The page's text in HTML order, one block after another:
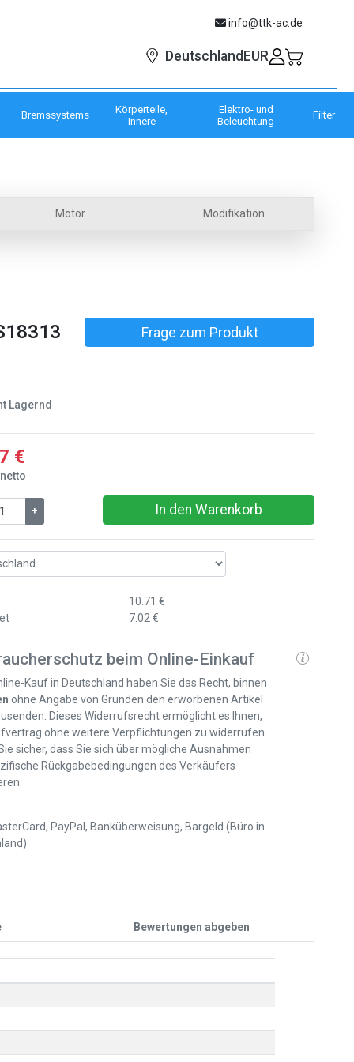
info@ttk-ac.de
Deutschland EUR
Bremssystems
Körperteile,
Innere
Elektro- und
Beleuchtung
Filter
Motor Modifikation
Frage zum Produkt
Lagernd
€
+ In den Warenkorb
10.71 €
7.02 €
beim Online-Einkauf
Kauf in Deutschland haben Sie das Recht, binnen
ohne Angabe von Gründen den erworbenen Artikel
Dieses Widerrufsrecht ermöglicht es Ihnen,
ohne weitere Verpflichtungen zu widerrufen.
sicher, dass Sie sich über mögliche Ausnahmen
Rückgabebedingungen des Verkäufers
PayPal, Banküberweisung, Bargeld (Büro in
Bewertungen abgeben